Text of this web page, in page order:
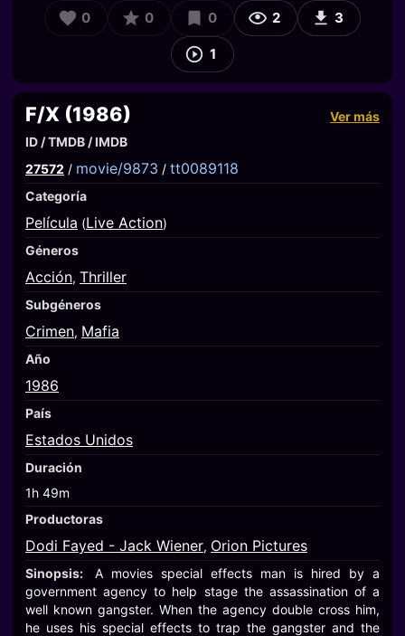
0 0 0 2 3
1
F/X (1986)
Ver más
ID / TMDB / IMDB
27572 / movie/9873 / tt0089118
Categoría
Película (Live Action)
Géneros
Acción, Thriller
Subgéneros
Crimen, Mafia
Año
1986
País
Estados Unidos
Duración
1h 49m
Productoras
Dodi Fayed - Jack Wiener, Orion Pictures
Sinopsis:
A movies special effects man is hired by a
government agency to help stage the assassination of a
well known gangster. When the agency double cross him,
he uses his special effects to trap the gangster and the